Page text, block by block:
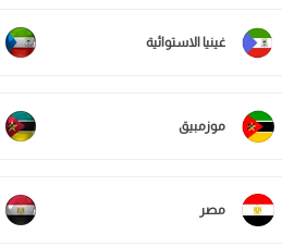
غينيا الاستوائية
موزمبيق
مصر